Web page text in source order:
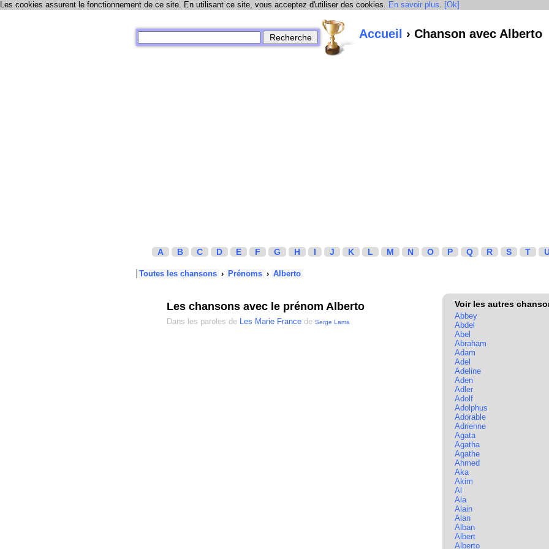
Les cookies assurent le fonctionnement de ce site. En utilisant ce site, vous acceptez d'utiliser des cookies. En savoir plus. [Ok]
Accueil › Chanson avec Alberto
A B C D E F G H I J K L M N O P Q R S T
Toutes les chansons › Prénoms › Alberto
Les chansons avec le prénom Alberto
Dans les paroles de Les Marie France de Serge Lama
Voir les autres
Abbey
Abdel
Abel
Abraham
Adam
Adel
Adeline
Aden
Adler
Adolf
Adolphus
Adorable
Adrienne
Agata
Agatha
Agathe
Ahmed
Aka
Akim
Al
Ala
Alain
Alan
Alban
Albert
Alberto